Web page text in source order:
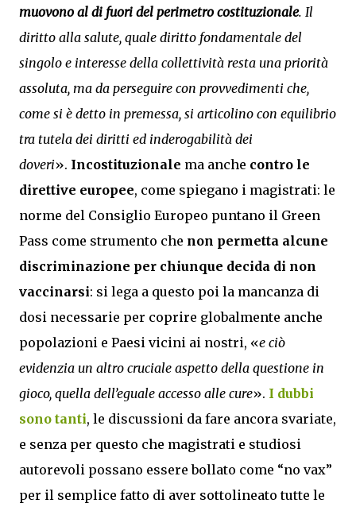
muovono al di fuori del perimetro costituzionale. Il
diritto alla salute, quale diritto fondamentale del
singolo e interesse della collettività resta una priorità
assoluta, ma da perseguire con provvedimenti che,
come si è detto in premessa, si articolino con equilibrio
tra tutela dei diritti ed inderogabilità dei
doveri». Incostituzionale ma anche contro le
direttive europee, come spiegano i magistrati: le
norme del Consiglio Europeo puntano il Green
Pass come strumento che non permetta alcune
discriminazione per chiunque decida di non
vaccinarsi: si lega a questo poi la mancanza di
dosi necessarie per coprire globalmente anche
popolazioni e Paesi vicini ai nostri, «e ciò
evidenzia un altro cruciale aspetto della questione in
gioco, quella dell’eguale accesso alle cure». I dubbi
sono tanti, le discussioni da fare ancora svariate,
e senza per questo che magistrati e studiosi
autorevoli possano essere bollato come “no vax”
per il semplice fatto di aver sottolineato tutte le